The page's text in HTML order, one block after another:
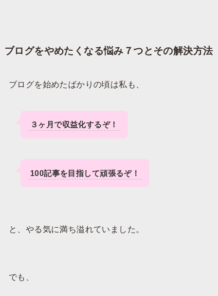
ブログをやめたくなる悩み７つとその解決方法
ブログを始めたばかりの頃は私も、
３ヶ月で収益化するぞ！
100記事を目指して頑張るぞ！
と、やる気に満ち溢れていました。
でも、